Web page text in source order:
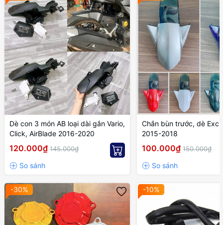
Dè con 3 món AB loại dài gắn Vario,
Click, AirBlade 2016-2020
120.000₫ 145.000₫
Chắn bùn trước, dè
2015-2018
100.000₫ 150.000₫
-30% -10%